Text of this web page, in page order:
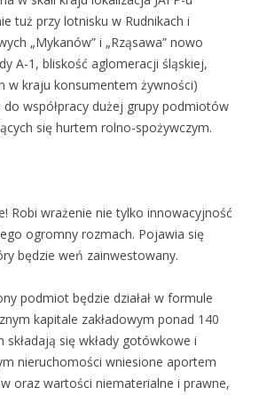
tuż przy lotnisku w Rudnikach i
„Mykanów” i „Rząsawa” nowo
A-1, bliskość aglomeracji śląskiej,
w kraju konsumentem żywności)
współpracy dużej grupy podmiotów
się hurtem rolno-spożywczym.
Robi wrażenie nie tylko innowacyjność
ogromny rozmach. Pojawia się
będzie weń zainwestowany.
podmiot będzie działał w formule
kapitale zakładowym ponad 140
składają się wkłady gotówkowe i
nieruchomości wniesione aportem
oraz wartości niematerialne i prawne,